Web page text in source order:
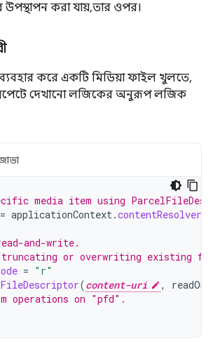
করা যায়, তার ওপর।
করে একটি মিডিয়া ফাইল খুলতে,
দেখানো লজিকের অনুরূপ লজিক
media item using
= applicationContext.contentResolver
and-write.
or overwriting existing
= "r"
(content-uri ,
operations on "pfd".